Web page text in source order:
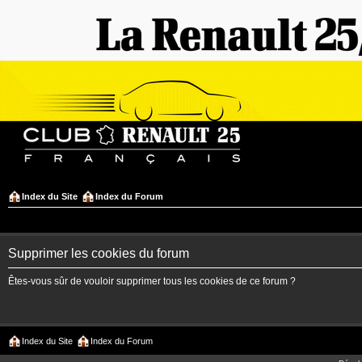
Index du Site Index du Forum
Supprimer les cookies du forum
Êtes-vous sûr de vouloir supprimer tous les cookies de ce forum ?
Index du Site Index du Forum